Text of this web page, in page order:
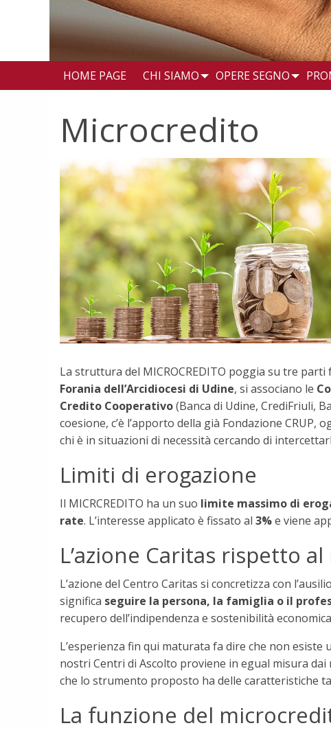
HOME PAGE CHI SIAMO OPERE SEGNO
Microcredito
La struttura del MICROCREDITO poggia su tre
Forania dell’Arcidiocesi di Udine, si associano le
Credito Cooperativo(Banca di Udine, CrediFriuli,
coesione, c’è l’apporto della già Fondazione CRUP,
chi è in situazioni di necessità cercando di
Limiti di erogazione
Il MICRCREDITO ha un suo limite massimo di
rate. L’interesse applicato è fissato al 3%e viene
L’azione Caritas rispetto
L’azione del Centro Caritas si concretizza con
significa seguire la persona, la famiglia o il
recupero dell’indipendenza e sostenibilità
L’esperienza fin qui maturata fa dire che non esiste
nostri Centri di Ascolto proviene in egual misura
che lo strumento proposto ha delle caratteristiche
La funzione del